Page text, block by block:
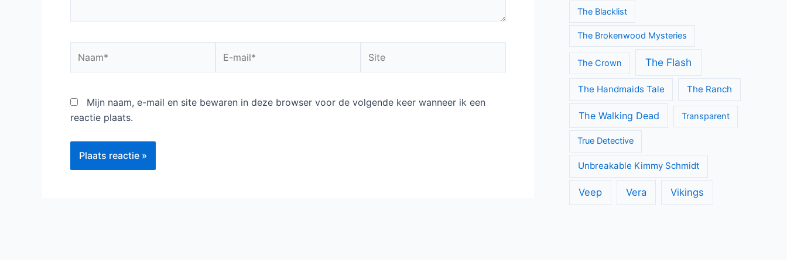
mail*
Mijn naam, e-mail en site bewaren in deze browser voor de volgende keer wanneer ik een
reactie plaats.
The Blacklist
The Brokenwood Mysteries
The Crown The Flash
The Handmaids Tale The Ranch
The Walking Dead Transparent
True Detective
Unbreakable Kimmy Schmidt
Veep Vera Vikings